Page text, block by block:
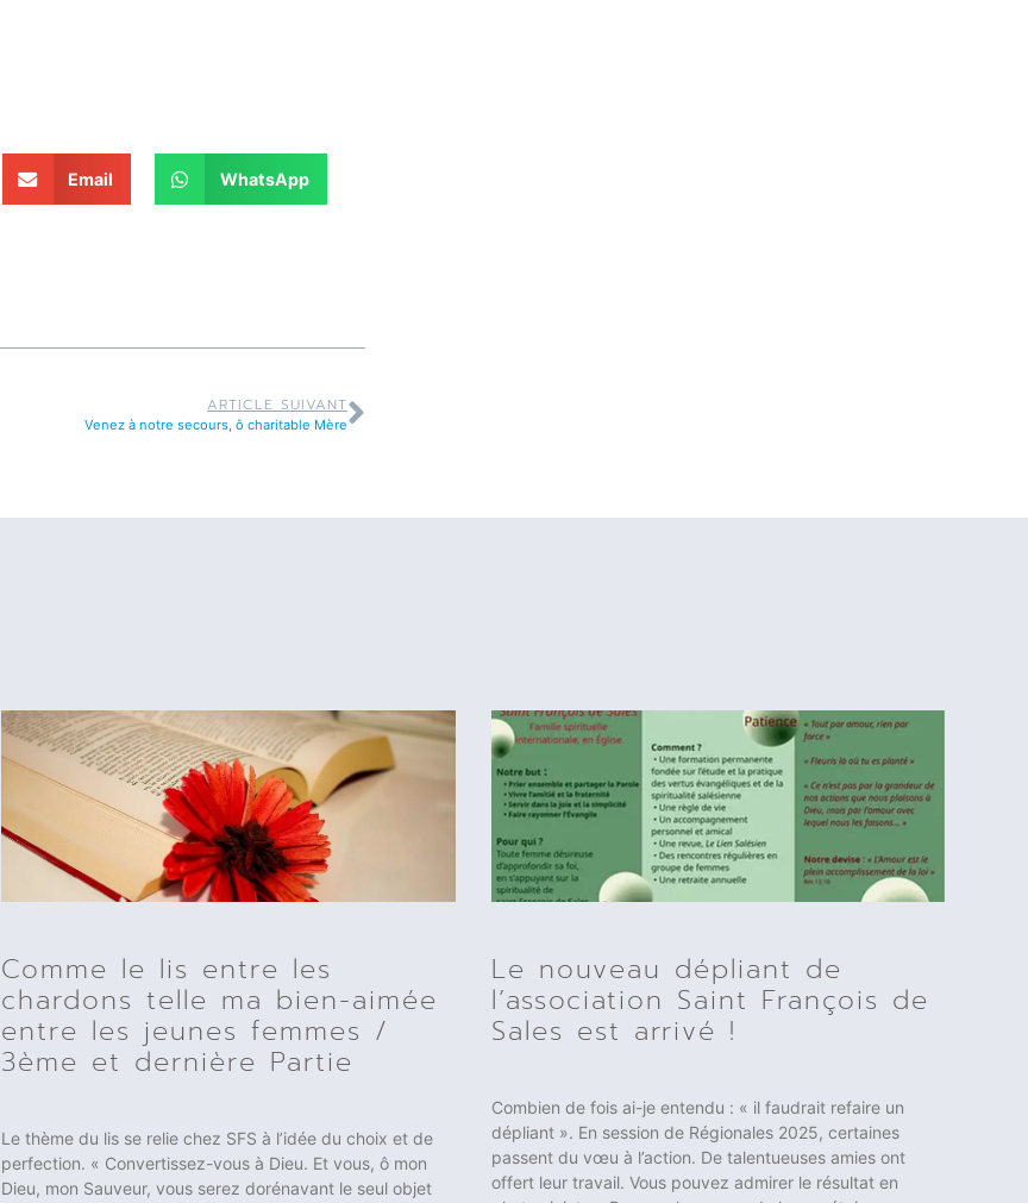
Email WhatsApp
ARTICLE SUIVANT
Venez à notre secours, ô charitable Mère
Comme le lis entre les
chardons telle ma bien-aimée
entre les jeunes femmes /
3ème et dernière Partie
Le thème du lis se relie chez SFS à l’idée du choix et de
perfection. « Convertissez-vous à Dieu. Et vous, ô mon
Dieu, mon Sauveur, vous serez dorénavant le seul objet
Le nouveau dépliant de
l’association Saint François de
Sales est arrivé !
Combien de fois ai-je entendu : « il faudrait refaire un
dépliant ». En session de Régionales 2025, certaines
passent du vœu à l’action. De talentueuses amies ont
offert leur travail. Vous pouvez admirer le résultat en